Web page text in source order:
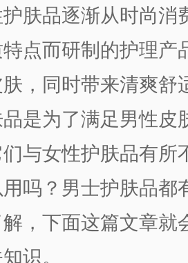
肤品逐渐从时尚消
点而研制的护理产
，同时带来清爽舒
是为了满足男性皮
与女性护肤品有所
吗？男士护肤品都
，下面这篇文章就
识。